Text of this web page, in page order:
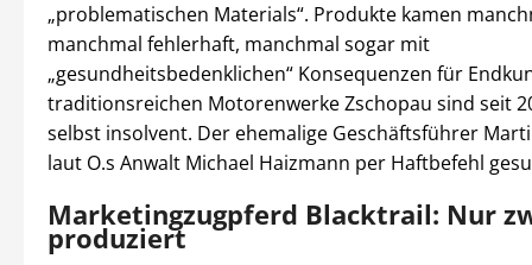
„problematischen Materials“. Produkte kamen
manchmal fehlerhaft, manchmal sogar mit
„gesundheitsbedenklichen“ Konsequenzen für
traditionsreichen Motorenwerke Zschopau sind seit
selbst insolvent. Der ehemalige Geschäftsführer
laut O.s Anwalt Michael Haizmann per Haftbefehl
Marketingzugpferd Blacktrail: Nur
produziert